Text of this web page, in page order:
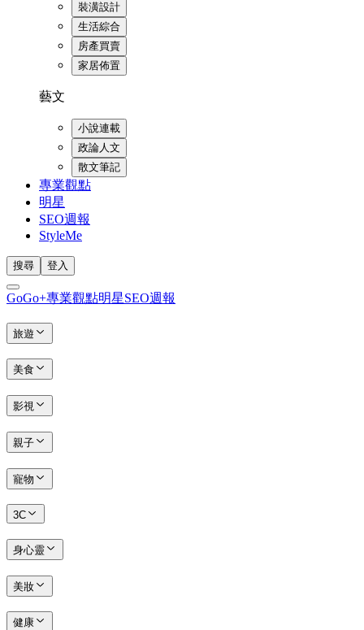
裝潢設計
生活綜合
房產買賣
家居佈置
藝文
小說連載
政論人文
散文筆記
專業觀點
明星
SEO週報
StyleMe
搜尋 登入
GoGo+專業觀點明星SEO週報
旅遊
美食
影視
親子
寵物
3C
身心靈
美妝
健康